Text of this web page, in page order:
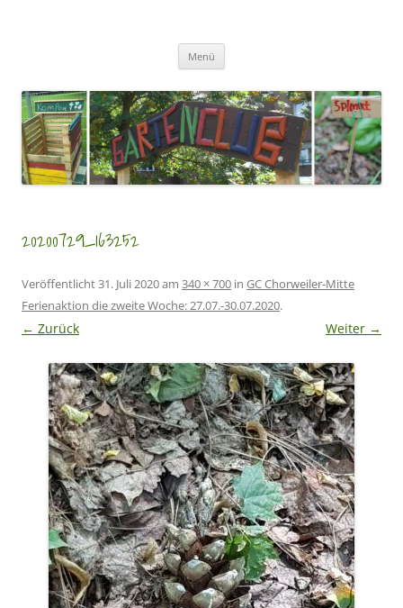
Menü
20200729_163252
Veröffentlicht31. Juli 2020am 340 × 700 in GC Chorweiler-Mitte
Ferienaktion die zweite Woche: 27.07.-30.07.2020.
← Zurück Weiter →